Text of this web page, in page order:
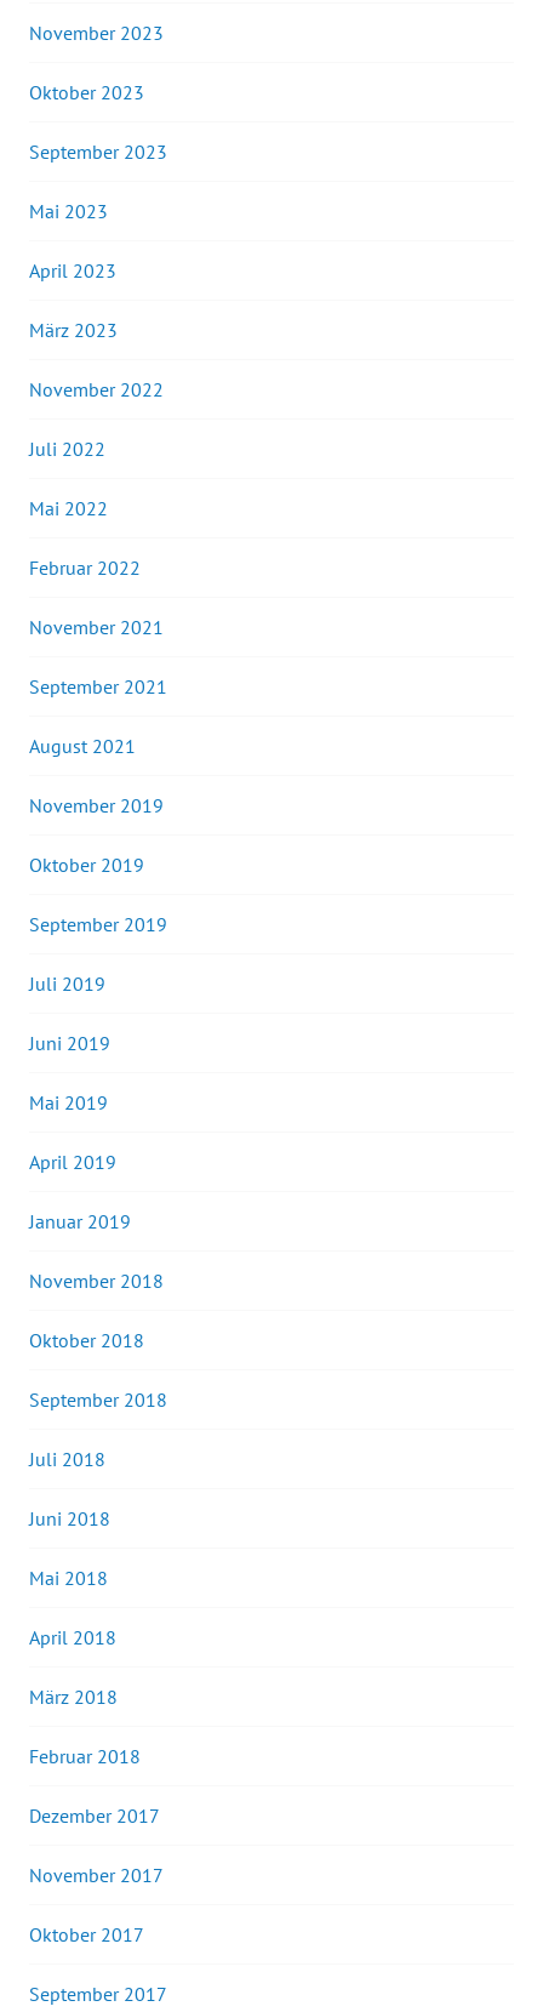
November 2023
Oktober 2023
September 2023
Mai 2023
April 2023
März 2023
November 2022
Juli 2022
Mai 2022
Februar 2022
November 2021
September 2021
August 2021
November 2019
Oktober 2019
September 2019
Juli 2019
Juni 2019
Mai 2019
April 2019
Januar 2019
November 2018
Oktober 2018
September 2018
Juli 2018
Juni 2018
Mai 2018
April 2018
März 2018
Februar 2018
Dezember 2017
November 2017
Oktober 2017
September 2017